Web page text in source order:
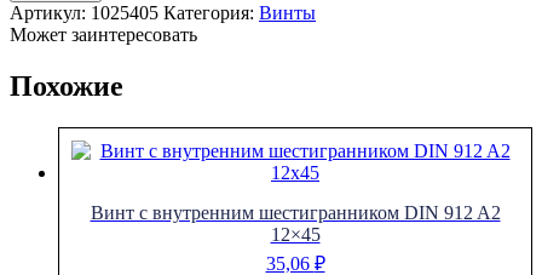
Артикул: 1025405 Категория: Винты
Может заинтересовать
Похожие
Винт с внутренним шестигранником DIN 912 A2
12×45
35,06 ₽